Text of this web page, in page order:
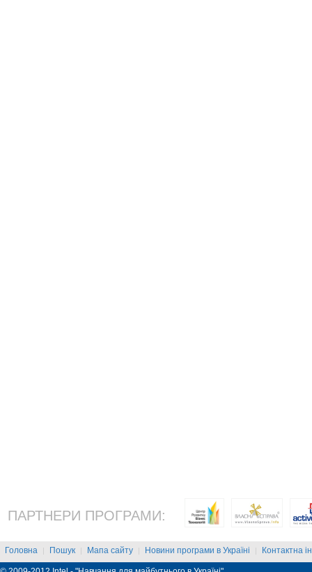
ПАРТНЕРИ ПРОГРАМИ:
Головна | Пошук | Мапа сайту | Новини програми в Україні | Контактна